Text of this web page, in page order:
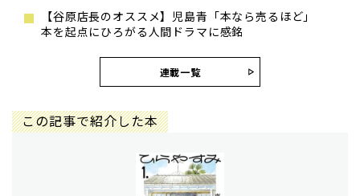
【谷原店長のオススメ】児島青「本なら売るほど」
本を起点にひろがる人間ドラマに感銘
連載一覧
この記事で紹介した本